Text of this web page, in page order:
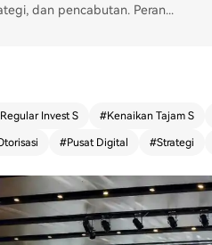
dan pencabutan. Peran...
Regular Invest S #Kenaikan Tajam S
#Pusat Digital #Strategi